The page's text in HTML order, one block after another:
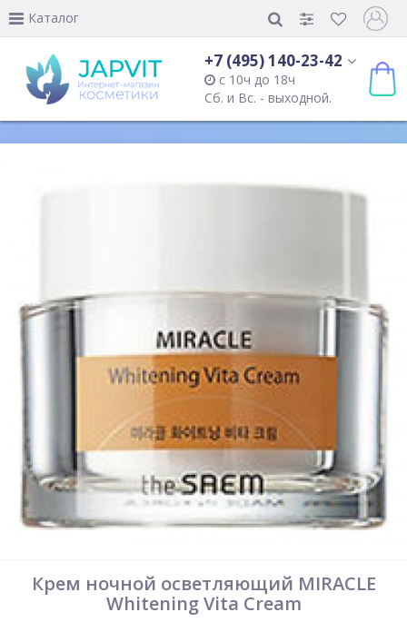
Каталог
+7 (495) 140-23-42
с 10ч до 18ч
Сб. и Вс. - выходной.
Крем ночной осветляющий MIRACLE
Whitening Vita Cream